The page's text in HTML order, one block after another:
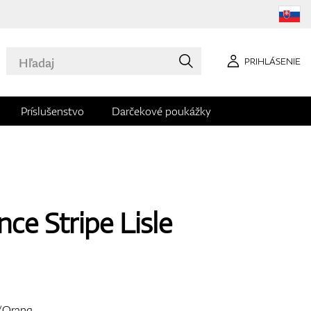
PRIHLÁSENIE
Príslušenstvo Darčekové poukážky
Stripe Lisle